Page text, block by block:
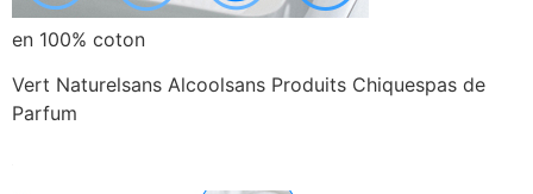
en 100% coton
Vert Naturelsans Alcoolsans Produits Chiquespas de
Parfum